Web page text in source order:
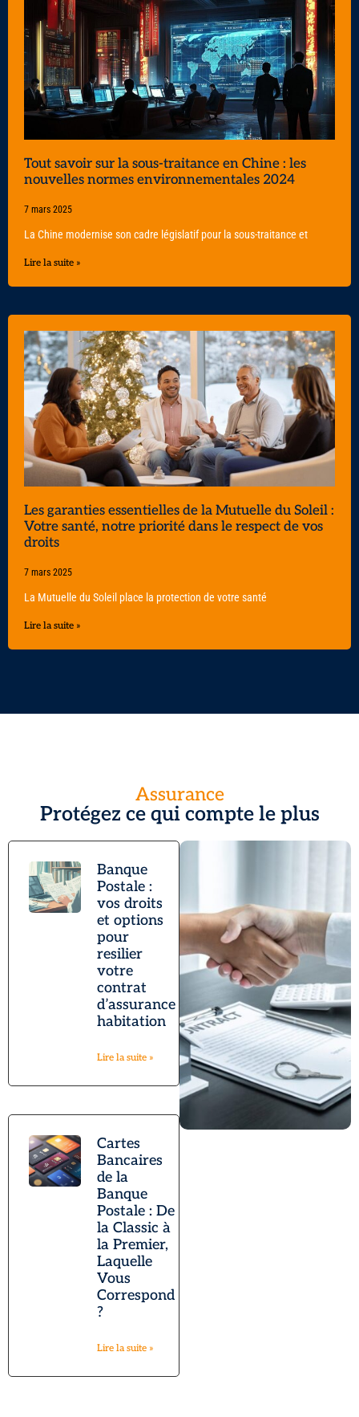
Tout savoir sur la sous-traitance en Chine : les
nouvelles normes environnementales 2024
7 mars 2025
La Chine modernise son cadre législatif pour la sous-traitance et
Lire la suite »
Les garanties essentielles de la Mutuelle du Soleil :
Votre santé, notre priorité dans le respect de vos
droits
7 mars 2025
La Mutuelle du Soleil place la protection de votre santé
Lire la suite »
Assurance
Protégez ce qui compte le plus
Banque
Postale :
vos droits
et options
pour
resilier
votre
contrat
d’assurance
habitation
Lire la suite »
Cartes
Bancaires
de la
Banque
Postale : De
la Classic à
la Premier,
Laquelle
Vous
Correspond
?
Lire la suite »